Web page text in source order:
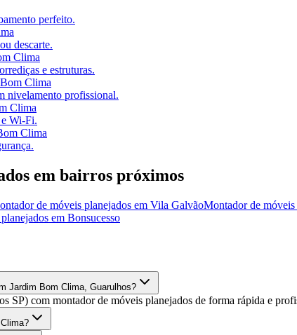
perfeito.
descarte.
Clima
e estruturas.
Clima
nivelamento profissional.
Clima
Wi-Fi.
Clima
em bairros próximos
de móveis planejados em Vila GalvãoMontador de móveis
em Bonsucesso
Jardim Bom Clima, Guarulhos?
SP) com montador de móveis planejados de forma rápida e